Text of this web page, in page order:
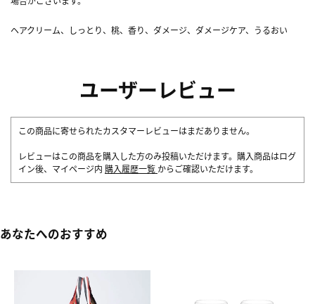
ヘアクリーム、しっとり、桃、香り、ダメージ、ダメージケア、うるおい
ユーザーレビュー
この商品に寄せられたカスタマーレビューはまだありません。
レビューはこの商品を購入した方のみ投稿いただけます。購入商品はログ
イン後、マイページ内 購入履歴一覧 からご確認いただけます。
あなたへのおすすめ